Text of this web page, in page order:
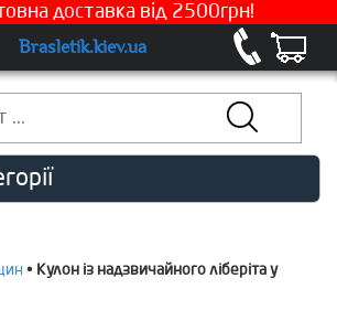
доставка від 2500грн!
Brasletik.kiev.ua
• Кулон із надзвичайного ліберіта у